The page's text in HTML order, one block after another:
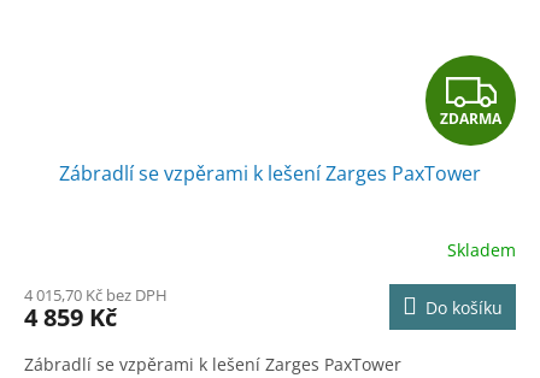
Z
D
R
M
A
ZDARMA
Zábradlí se vzpěrami k lešení Zarges PaxTower
Skladem
4 015,70 Kč bez DPH
4 859 Kč Do košíku
Zábradlí se vzpěrami k lešení Zarges PaxTower